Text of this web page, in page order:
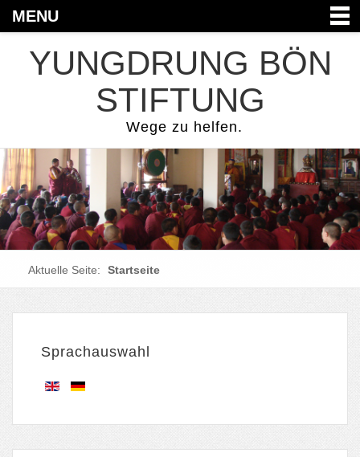
MENU
YUNGDRUNG BÖN
STIFTUNG
Wege zu helfen.
Aktuelle Seite: Startseite
Sprachauswahl